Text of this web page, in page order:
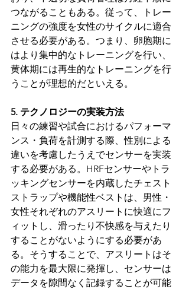
つながることもある。従って、トレー
ニングの強度を女性のサイクルに適合
させる必要がある。つまり、卵胞期に
はより集中的なトレーニングを行い、
黄体期には再生的なトレーニングを行
うことが理想的だといえる。
5. テクノロジーの実装方法
日々の練習や試合におけるパフォーマ
ンス・負荷を計測する際、性別による
違いを考慮したうえでセンサーを実装
する必要がある。HRFセンサーやトラ
ッキングセンサーを内蔵したチェスト
ストラップや機能性ベストは、男性・
女性それぞれのアスリートに快適にフ
ィットし、滑ったり不快感を与えたり
することがないようにする必要があ
る。そうすることで、アスリートはそ
の能力を最大限に発揮し、センサーは
データを隙間なく記録することが可能